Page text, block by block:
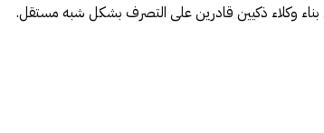
وكلاء ذكيين قادرين على التصرف بشكل شبه مستقل.